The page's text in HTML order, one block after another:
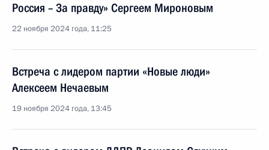
Россия – За правду» Сергеем Мироновым
22 ноября 2024 года, 11:25
Встреча с лидером партии «Новые люди»
Алексеем Нечаевым
19 ноября 2024 года, 13:45